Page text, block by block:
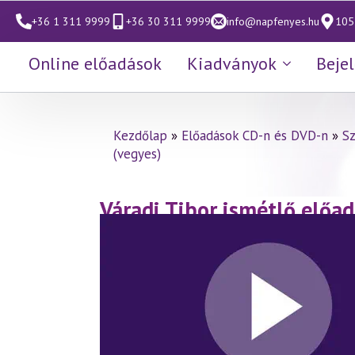
+36 1 311 9999 +36 30 311 9999 info@napfenyes.hu
Online előadások Kiadványok
Kezdőlap » Előadások CD-n és DVD-n »
(vegyes)
Váradi Tibor ismétlő
ezoterikus